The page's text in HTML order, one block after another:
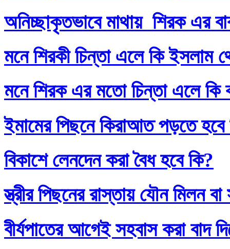
অনিচ্ছাকৃতভাবে মাথায় শিরক এর
মনে শিরকী চিন্তা এলে কি ইসলাম
মনে শিরক এর মতো চিন্তা এলে কি
ইমামের পিছনে কিরাআত পড়তে হবে
বিকাশে লেনদেন করা বৈধ হবে কি?
স্ত্রীর পিছনের রাস্তায় যৌন মিলন
বীর্যপাতের আগেই সহবাস করা বাদ